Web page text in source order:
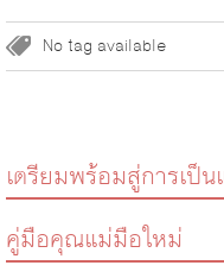
No tag available
เตรียมพร้อมสู่การเป็
คู่มือคุณแม่มือใหม่